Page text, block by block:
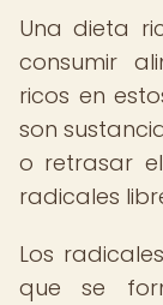
Una dieta
consumir
ricos en
son
o retrasar
radicales
Los
que se